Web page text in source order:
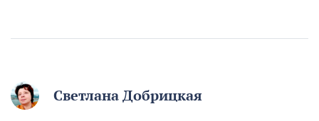
Светлана Добрицкая